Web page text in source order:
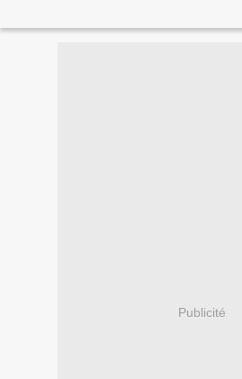
Publicité